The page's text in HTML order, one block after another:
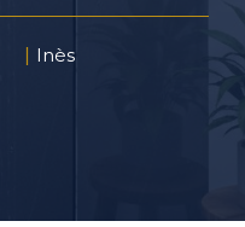
Inès